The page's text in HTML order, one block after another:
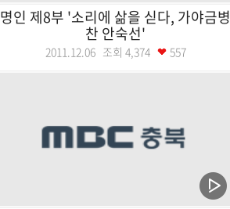
명인 제8부 '소리에 삶을 싣다, 가야금병
찬 안숙선'
2011.12.06 조회 4,374 557